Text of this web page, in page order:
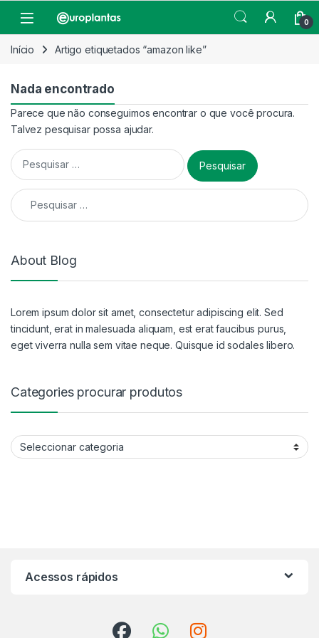
Open 0
Início Artigo etiquetados “amazon like”
Nada encontrado
Parece que não conseguimos encontrar o que você procura.
Talvez pesquisar possa ajudar.
Pesquisar por:
Pesquisar por:
About Blog
Lorem ipsum dolor sit amet, consectetur adipiscing elit. Sed
tincidunt, erat in malesuada aliquam, est erat faucibus purus,
eget viverra nulla sem vitae neque. Quisque id sodales libero.
Categories procurar produtos
Categories procurar produtos
Acessos rápidos